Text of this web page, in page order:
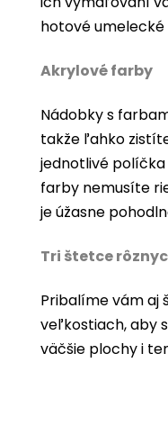
hotové umelecké
Akrylové farby
Nádobky s
takže ľahko
jednotlivé
farby nemusíte
je úžasne
Tri štetce
Pribalíme vám
veľkostiach, aby
väčšie plochy i